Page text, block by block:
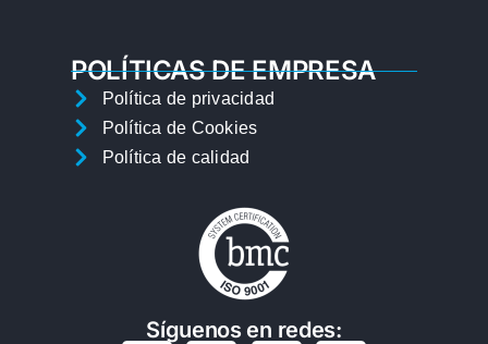
POLÍTICAS DE EMPRESA
Política de privacidad
Política de Cookies
Política de calidad
Síguenos en redes: